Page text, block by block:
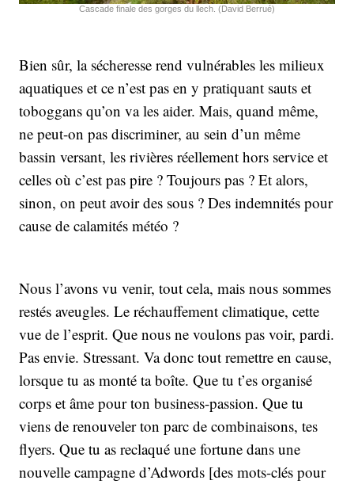
Cascade finale des gorges du llech. (David Berrué)
Bien sûr, la sécheresse rend vulnérables les milieux
aquatiques et ce n’est pas en y pratiquant sauts et
toboggans qu’on va les aider. Mais, quand même,
ne peut-on pas discriminer, au sein d’un même
bassin versant, les rivières réellement hors service et
celles où c’est pas pire ? Toujours pas ? Et alors,
sinon, on peut avoir des sous ? Des indemnités pour
cause de calamités météo ?
Nous l’avons vu venir, tout cela, mais nous sommes
restés aveugles. Le réchauffement climatique, cette
vue de l’esprit. Que nous ne voulons pas voir, pardi.
Pas envie. Stressant. Va donc tout remettre en cause,
lorsque tu as monté ta boîte. Que tu t’es organisé
corps et âme pour ton business-passion. Que tu
viens de renouveler ton parc de combinaisons, tes
flyers. Que tu as reclaqué une fortune dans une
nouvelle campagne d’Adwords [des mots-clés pour